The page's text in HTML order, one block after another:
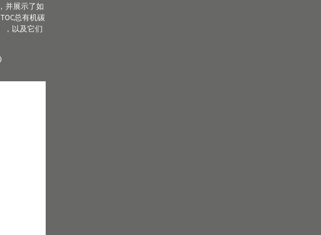
并展示了如
总有机碳
，以及它们